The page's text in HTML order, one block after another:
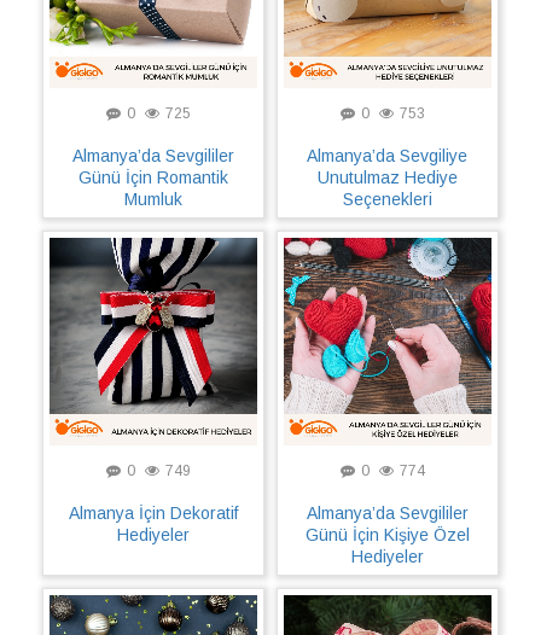
0 725
Almanya’da Sevgililer
Günü İçin Romantik
Mumluk
0 753
Almanya’da Sevgiliye
Unutulmaz Hediye
Seçenekleri
0 749
Almanya İçin Dekoratif
Hediyeler
0 774
Almanya’da Sevgililer
Günü İçin Kişiye Özel
Hediyeler